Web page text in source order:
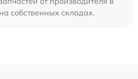
собственных складах.